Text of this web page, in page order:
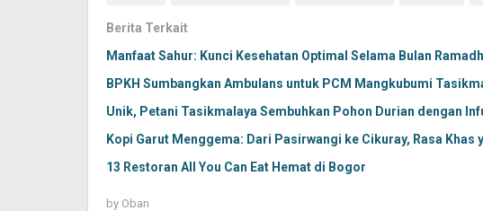
Berita Terkait
Manfaat Sahur: Kunci Kesehatan Optimal Selama Bulan
BPKH Sumbangkan Ambulans untuk PCM Mangkubumi
Unik, Petani Tasikmalaya Sembuhkan Pohon Durian dengan
Kopi Garut Menggema: Dari Pasirwangi ke Cikuray, Rasa Khas
13 Restoran All You Can Eat Hemat di Bogor
by Oban